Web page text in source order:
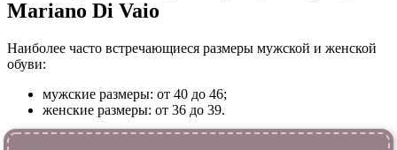
Mariano Di Vaio
Наиболее часто встречающиеся размеры мужской и женской
обуви:
мужские размеры: от 40 до 46;
женские размеры: от 36 до 39.